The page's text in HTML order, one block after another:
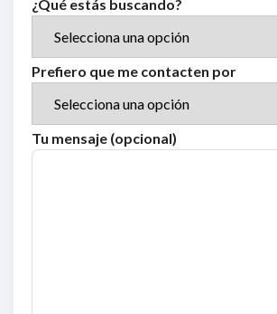
¿Qué estás buscando?
Prefiero que me contacten por
Tu mensaje (opcional)